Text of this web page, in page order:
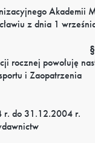
z dnia 1
rocznej powołuję
i Zaopatrzenia
r. do 31.12.2004 r.